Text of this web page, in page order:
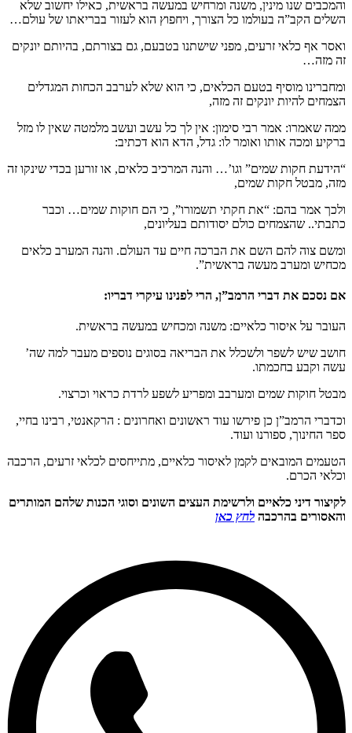
והמכבים שנו מינין, משנה ומרחיש במעשה בראשית, כאילו יחשוב שלא
השלים הקב”ה בעולמו כל הצורך, ויחפוץ הוא לעזור בבריאתו של עולם…
ואסר אף כלאי זרעים, מפני שישתנו בטבעם, גם בצורתם, בהיותם יונקים
זה מזה…
ומחברינו מוסיף בטעם הכלאים, כי הוא שלא לערבב הכחות המגדלים
הצמחים להיות יונקים זה מזה,
ממה שאמרו: אמר רבי סימון: אין לך כל עשב ועשב מלמטה שאין לו מזל
ברקיע ומכה אותו ואומר לו: גדל, הדא הוא דכתיב:
“הידעת חקות שמים” וגו’… והנה המרכיב כלאים, או זורען בכדי שינקו זה
מזה, מבטל חקות שמים,
ולכך אמר בהם: “את חקתי תשמורו”, כי הם חוקות שמים… וכבר
כתבתי.. שהצמחים כולם יסודותם בעליונים,
ומשם צוה להם השם את הברכה חיים עד העולם. והנה המערב כלאים
מכחיש ומערב מעשה בראשית”.
אם נסכם את דברי הרמב”ן, הרי לפנינו עיקרי דבריו:
העובר על איסור כלאיים: משנה ומכחיש במעשה בראשית.
חושב שיש לשפר ולשכלל את הבריאה בסוגים נוספים מעבר למה שה’
עשה וקבע בחכמתו.
מבטל חוקות שמים ומערבב ומפריע לשפע לרדת כראוי וכרצוי.
וכדברי הרמב”ן כן פירשו עוד ראשונים ואחרונים : הרקאנטי, רבינו בחיי,
ספר החינוך, ספורנו ועוד.
הטעמים המובאים לקמן לאיסור כלאיים, מתייחסים לכלאי זרעים, הרכבה
וכלאי הכרם.
לקיצור דיני כלאיים ולרשימת העצים השונים וסוגי הכנות שלהם המותרים
והאסורים בהרכבה לחץ כאן